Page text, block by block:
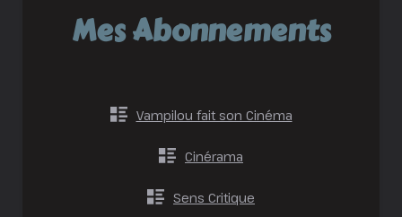
Mes Abonnements
Vampilou fait son Cinéma
Cinérama
Sens Critique